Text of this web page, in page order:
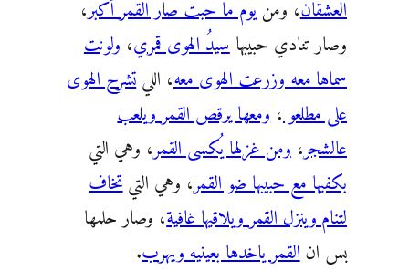
العشقان، ومنيوم ما حبت صار القمر أكبر،
وصار تنادي حبيبهاسيدُ الهوى قمري،ولونت
سماها معه وزرعت الهوى معه، الليتشرح الهوى
على مطلعو،ومعها يرقص القمر ويلعب
عالشجر،ومن غزلها يُكسى القمر، وهي التي
بكفيها مع حبيبها ضو القمر، وهي التيتخاف
لتنام وينزل القمر ويلاقيها غافية، وصار حلمها
بس انالقمر ياخدها بعينيه ويهرب.